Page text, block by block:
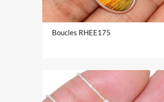
Boucles RHEE175